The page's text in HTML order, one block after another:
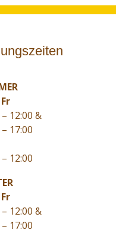
12:00 &
17:00
12:00
12:00 &
17:00